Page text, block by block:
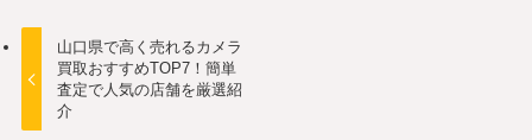
山口県で高く売れるカメラ
買取おすすめTOP7！簡単
査定で人気の店舗を厳選紹
介